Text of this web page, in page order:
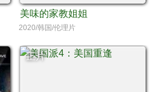
美味的家教姐姐
2020/韩国/伦理片
正片